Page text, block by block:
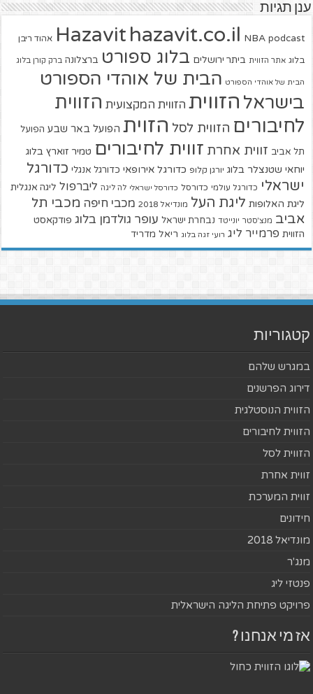
ענן תגיות
Hazavit hazavit.co.il NBA podcast אהוד ריבן
בלוג אתר הזווית ביתר ירושלים בלוג ספורט ברצלונה ברק קורן בלוג
הבית של אוהדי הספורט הבית של אוהדי הספורט
בישראל הזווית הזווית המקצועית הזווית
לחיבורים הזווית לסל הזוית הפועל באר שבע הפועל
תל אביב זווית אחרת זווית לחיבורים טמיר זוארץ בלוג
יוחאי שטנצלר בלוג יורגן קלופ כדורגל אירופאי כדורגל אנגלי כדורגל
ישראלי כדורגל עולמי כדורסל כדורסל ישראלי לה ליגה ליברפול ליגה אנגלית
ליגת האלופות ליגת העל מונדיאל 2018 מכבי חיפה מכבי תל
אביב מנצ'סטר יונייטד נבחרת ישראל עופר גולדמן בלוג פודקאסט
הזווית פרמייר ליג רועי זגה בלוג ריאל מדריד
קטגוריות
במגרש שלהם
דירוג הפרשנים
הזווית הנוסטלגית
הזווית לחיבורים
הזווית לסל
זווית אחרת
זווית המערכת
חידונים
מונדיאל 2018
מנג'ר
פנטזי ליג
פרויקט פתיחת הליגה הישראלית
אז מי אנחנו ?